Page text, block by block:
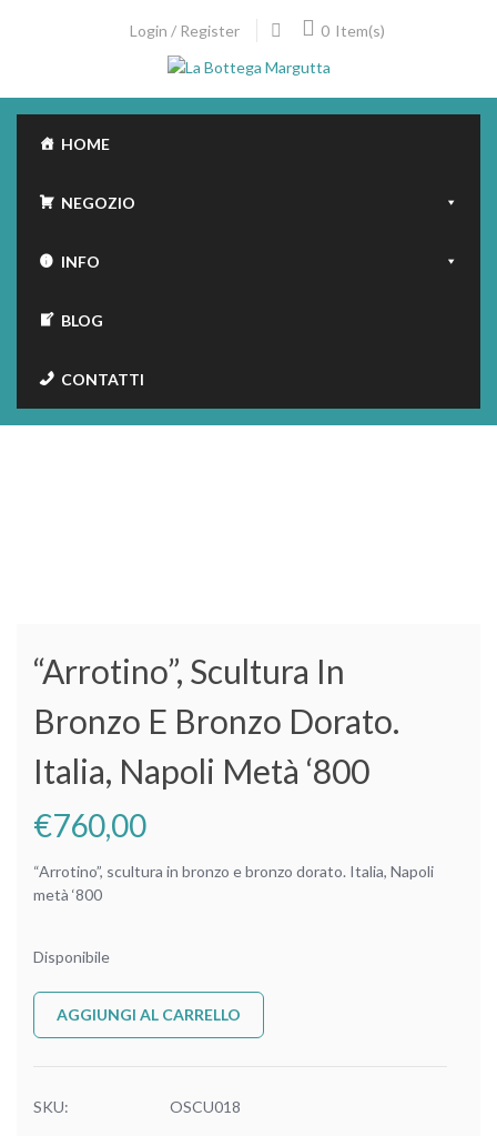
Login / Register 0 Item(s)
HOME
NEGOZIO
INFO
BLOG
CONTATTI
“Arrotino”, Scultura In
Bronzo E Bronzo Dorato.
Italia, Napoli Metà ‘800
€760,00
“Arrotino”, scultura in bronzo e bronzo dorato. Italia, Napoli
metà ‘800
Disponibile
AGGIUNGI AL CARRELLO
SKU: OSCU018